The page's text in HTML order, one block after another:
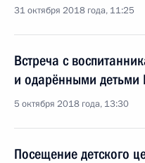
31 октября 2018 года, 11:25
Встреча с
и одарёнными детьми
5 октября 2018 года, 13:30
Посещение детского